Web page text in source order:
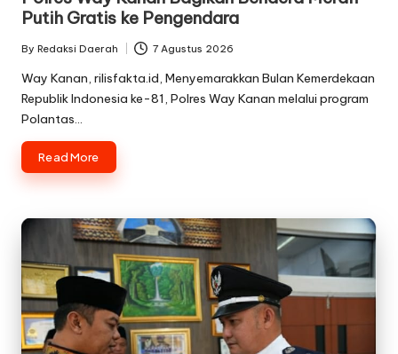
Putih Gratis ke Pengendara
Posted
by
By Redaksi Daerah 7 Agustus 2026
Way Kanan, rilisfakta.id, Menyemarakkan Bulan Kemerdekaan
Republik Indonesia ke-81, Polres Way Kanan melalui program
Polantas…
Read More